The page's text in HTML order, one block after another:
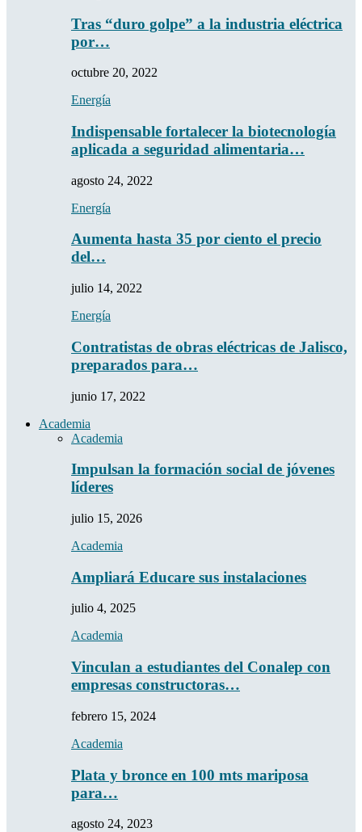
Tras “duro golpe” a la industria eléctrica
por…
octubre 20, 2022
Energía
Indispensable fortalecer la biotecnología
aplicada a seguridad alimentaria…
agosto 24, 2022
Energía
Aumenta hasta 35 por ciento el precio
del…
julio 14, 2022
Energía
Contratistas de obras eléctricas de Jalisco,
preparados para…
junio 17, 2022
Academia
Academia
Impulsan la formación social de jóvenes
líderes
julio 15, 2026
Academia
Ampliará Educare sus instalaciones
julio 4, 2025
Academia
Vinculan a estudiantes del Conalep con
empresas constructoras…
febrero 15, 2024
Academia
Plata y bronce en 100 mts mariposa
para…
agosto 24, 2023